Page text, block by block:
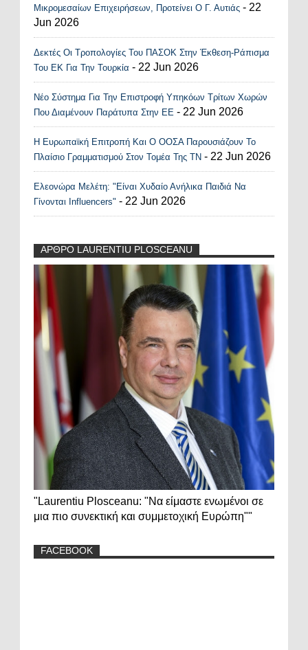
Μικρομεσαίων Επιχειρήσεων, Προτείνει Ο Γ. Αυτιάς - 22
Jun 2026
Δεκτές Οι Τροπολογίες Του ΠΑΣΟΚ Στην Έκθεση-Ράπισμα
Του ΕΚ Για Την Τουρκία - 22 Jun 2026
Νέο Σύστημα Για Την Επιστροφή Υπηκόων Τρίτων Χωρών
Που Διαμένουν Παράτυπα Στην ΕΕ - 22 Jun 2026
Η Ευρωπαϊκή Επιτροπή Και Ο ΟΟΣΑ Παρουσιάζουν Το
Πλαίσιο Γραμματισμού Στον Τομέα Της ΤΝ - 22 Jun 2026
Ελεονώρα Μελέτη: "Είναι Χυδαίο Ανήλικα Παιδιά Να
Γίνονται Influencers" - 22 Jun 2026
ΑΡΘΡΟ LAURENTIU PLOSCEANU
"Laurentiu Plosceanu: "Να είμαστε ενωμένοι σε
μια πιο συνεκτική και συμμετοχική Ευρώπη""
FACEBOOK